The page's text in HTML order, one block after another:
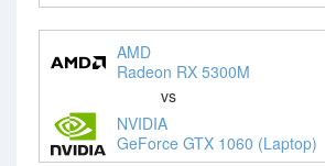
AMD
Radeon RX 5300M
vs
NVIDIA
GeForce GTX 1060 (Laptop)